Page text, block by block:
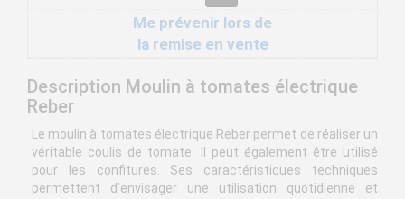
Me prévenir lors de
la remise en vente
Description Moulin à tomates électrique
Reber
Le moulin à tomates électrique Reber permet de réaliser un
véritable coulis de tomate. Il peut également être utilisé
pour les confitures. Ses caractéristiques techniques
permettent d'envisager une utilisation quotidienne et